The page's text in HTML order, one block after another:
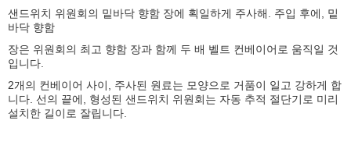
샌드위치 위원회의 밑바닥 향함 장에 획일하게 주사해. 주입 후에, 밑
바닥 향함
장은 위원회의 최고 향함 장과 함께 두 배 벨트 컨베이어로 움직일 것
입니다.
2개의 컨베이어 사이, 주사된 원료는 모양으로 거품이 일고 강하게 합
니다. 선의 끝에, 형성된 샌드위치 위원회는 자동 추적 절단기로 미리
설치한 길이로 잘립니다.